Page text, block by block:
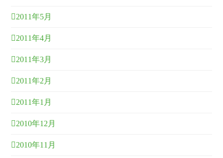
2011年5月
2011年4月
2011年3月
2011年2月
2011年1月
2010年12月
2010年11月